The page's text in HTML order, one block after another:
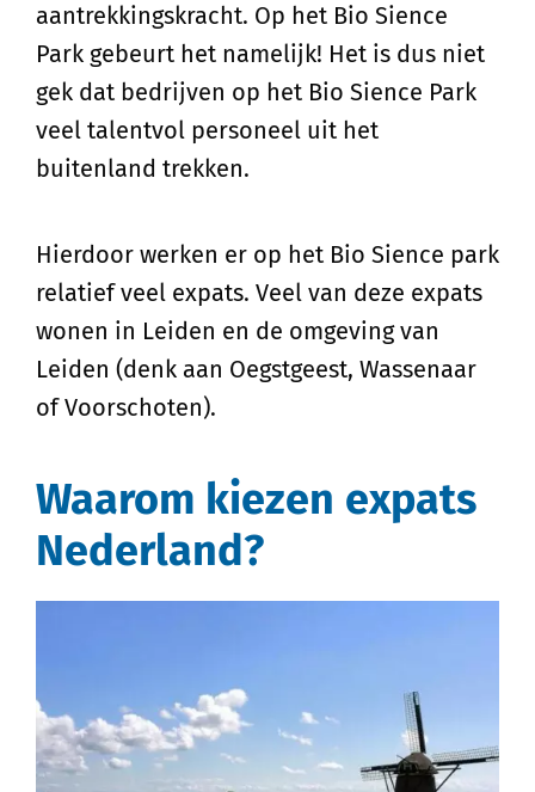
aantrekkingskracht. Op het Bio Sience
Park gebeurt het namelijk! Het is dus niet
gek dat bedrijven op het Bio Sience Park
veel talentvol personeel uit het
buitenland trekken.
Hierdoor werken er op het Bio Sience park
relatief veel expats. Veel van deze expats
wonen in Leiden en de omgeving van
Leiden (denk aan Oegstgeest, Wassenaar
of Voorschoten).
Waarom kiezen expats
Nederland?